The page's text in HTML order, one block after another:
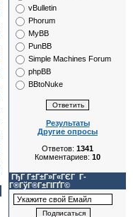
vBulletin
Phorum
MyBB
PunBB
Simple Machines Forum
phpBB
BBtoNuke
Результаты
Другие опросы
Ответов: 1341
Комментариев: 10
ГђГ Г±Г±Г»Г«ГЄГ Г­
Г®ГўГ®Г±ГІГҐГ©